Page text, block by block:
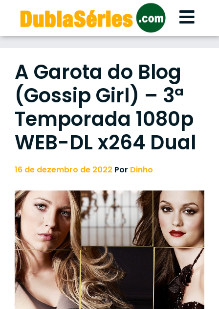
content
A Garota do Blog
(Gossip Girl) – 3ª
Temporada 1080p
WEB-DL x264 Dual
16 de dezembro de 2022 Por Dinho